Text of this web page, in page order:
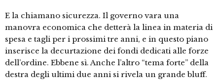
E la chiamano sicurezza. Il governo vara una
manovra economica che detterà la linea in materia di
spesa e tagli per i prossimi tre anni, e in questo piano
inserisce la decurtazione dei fondi dedicati alle forze
dell’ordine. Ebbene sì. Anche l’altro “tema forte” della
destra degli ultimi due anni si rivela un grande bluff.